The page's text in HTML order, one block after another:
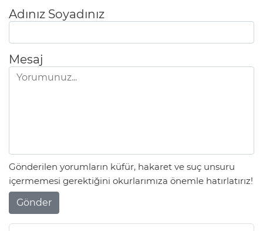
Adınız Soyadınız
Mesaj
Gönderilen yorumların küfür, hakaret ve suç unsuru
içermemesi gerektiğini okurlarımıza önemle hatırlatırız!
Gönder